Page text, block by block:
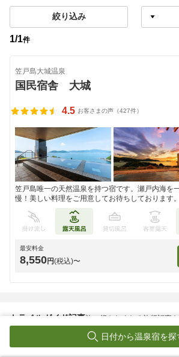
絞り込み
1/1件
笠戸島大城温泉
国民宿舎 大城
4.5 お客さまの声（427件）
笠戸島唯一の天然温泉を持つ宿です。瀬戸内海を
慢！美しい料理をご用意してお待ちしております。
最安料金
8,550円(税込)〜
トラベルガイド記事旅に行きたくなる旅行記事
日付から温泉宿を探